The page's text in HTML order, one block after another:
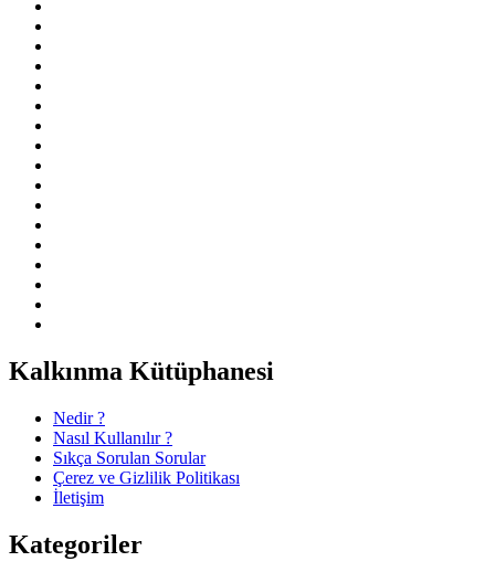
Kalkınma Kütüphanesi
Nedir ?
Nasıl Kullanılır ?
Sıkça Sorulan Sorular
Çerez ve Gizlilik Politikası
İletişim
Kategoriler